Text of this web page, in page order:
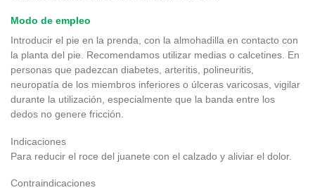
Modo de empleo
Introducir el pie en la prenda, con la almohadilla en contacto con
la planta del pie. Recomendamos utilizar medias o calcetines. En
personas que padezcan diabetes, arteritis, polineuritis,
neuropatía de los miembros inferiores o úlceras varicosas, vigilar
durante la utilización, especialmente que la banda entre los
dedos no genere fricción.
Indicaciones
Para reducir el roce del juanete con el calzado y aliviar el dolor.
Contraindicaciones